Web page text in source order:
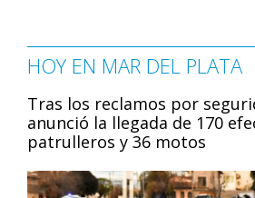
HOY EN MAR DEL PLATA
Tras los reclamos por
anunció la llegada de 170
patrulleros y 36 motos